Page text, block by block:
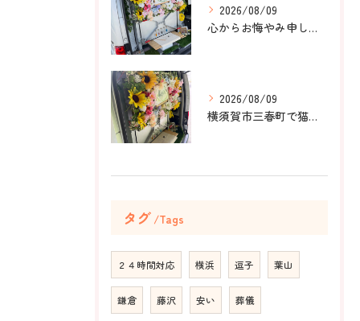
2026/08/09
心からお悔やみ申し上げます。
2026/08/09
横須賀市三春町で猫ちゃんのペット葬儀、ペット火葬をお手伝いさ...
タグ Tags
２４時間対応 横浜 逗子 葉山
鎌倉 藤沢 安い 葬儀